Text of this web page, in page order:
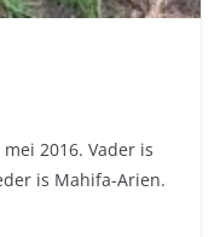
2016. Vader is
is Mahifa-Arien.